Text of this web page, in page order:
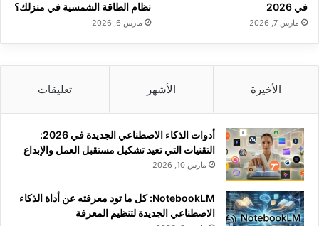
في 2026
مارس 7, 2026
نظام الطاقة الشمسية في منزلك؟
مارس 6, 2026
الأخيرة الأشهر تعليقات
أدوات الذكاء الاصطناعي الجديدة في 2026:
التقنيات التي تعيد تشكيل مستقبل العمل والإبداع
مارس 10, 2026
NotebookLM: كل ما تود معرفته عن أداة الذكاء
الاصطناعي الجديدة لتنظيم المعرفة